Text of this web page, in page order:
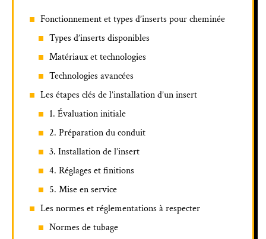
Fonctionnement et types d’inserts pour cheminée
Types d’inserts disponibles
Matériaux et technologies
Technologies avancées
Les étapes clés de l’installation d’un insert
1. Évaluation initiale
2. Préparation du conduit
3. Installation de l’insert
4. Réglages et finitions
5. Mise en service
Les normes et réglementations à respecter
Normes de tubage